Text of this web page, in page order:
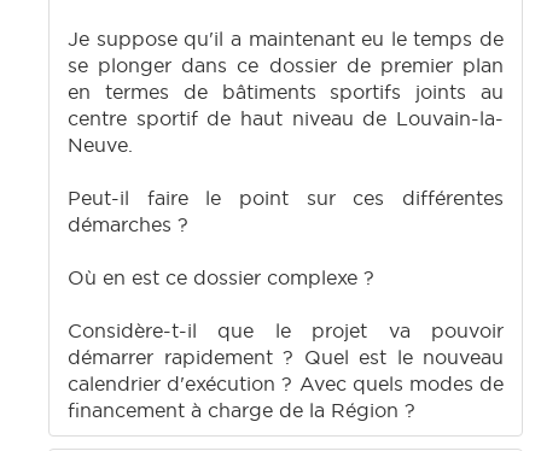
Je suppose qu'il a maintenant eu le temps de
se plonger dans ce dossier de premier plan
en termes de bâtiments sportifs joints au
centre sportif de haut niveau de Louvain-la-
Neuve.
Peut-il faire le point sur ces différentes
démarches ?
Où en est ce dossier complexe ?
Considère-t-il que le projet va pouvoir
démarrer rapidement ? Quel est le nouveau
calendrier d'exécution ? Avec quels modes de
financement à charge de la Région ?